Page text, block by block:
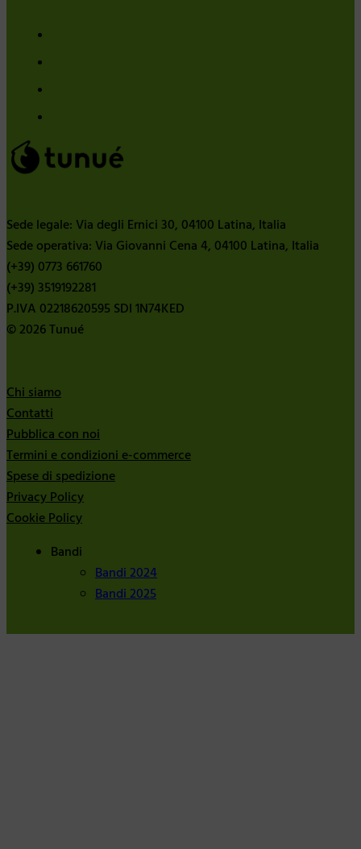
Sede legale: Via degli Ernici 30, 04100 Latina, Italia
Sede operativa: Via Giovanni Cena 4, 04100 Latina, Italia
(+39) 0773 661760
(+39) 3519192281
P.IVA 02218620595 SDI 1N74KED
© 2026 Tunué
Chi siamo
Contatti
Pubblica con noi
Termini e condizioni e-commerce
Spese di spedizione
Privacy Policy
Cookie Policy
Bandi
Bandi 2024
Bandi 2025